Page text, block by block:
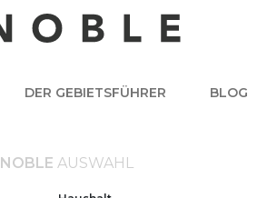
DER GEBIETSFÜHRER BLOG
NOBLE AUSWAHL